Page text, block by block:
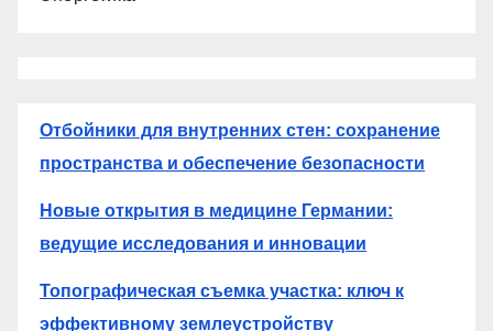
Отбойники для внутренних стен: сохранение
пространства и обеспечение безопасности
Новые открытия в медицине Германии:
ведущие исследования и инновации
Топографическая съемка участка: ключ к
эффективному землеустройству